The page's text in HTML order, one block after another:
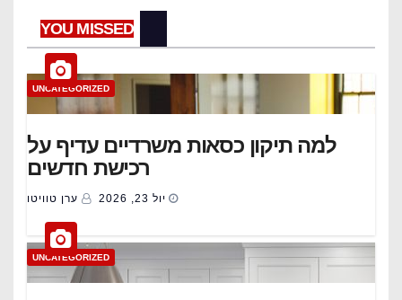
YOU MISSED
UNCATEGORIZED
למה תיקון כסאות משרדיים עדיף על
רכישת חדשים
יול 23, 2026 ערן טוויטו
UNCATEGORIZED